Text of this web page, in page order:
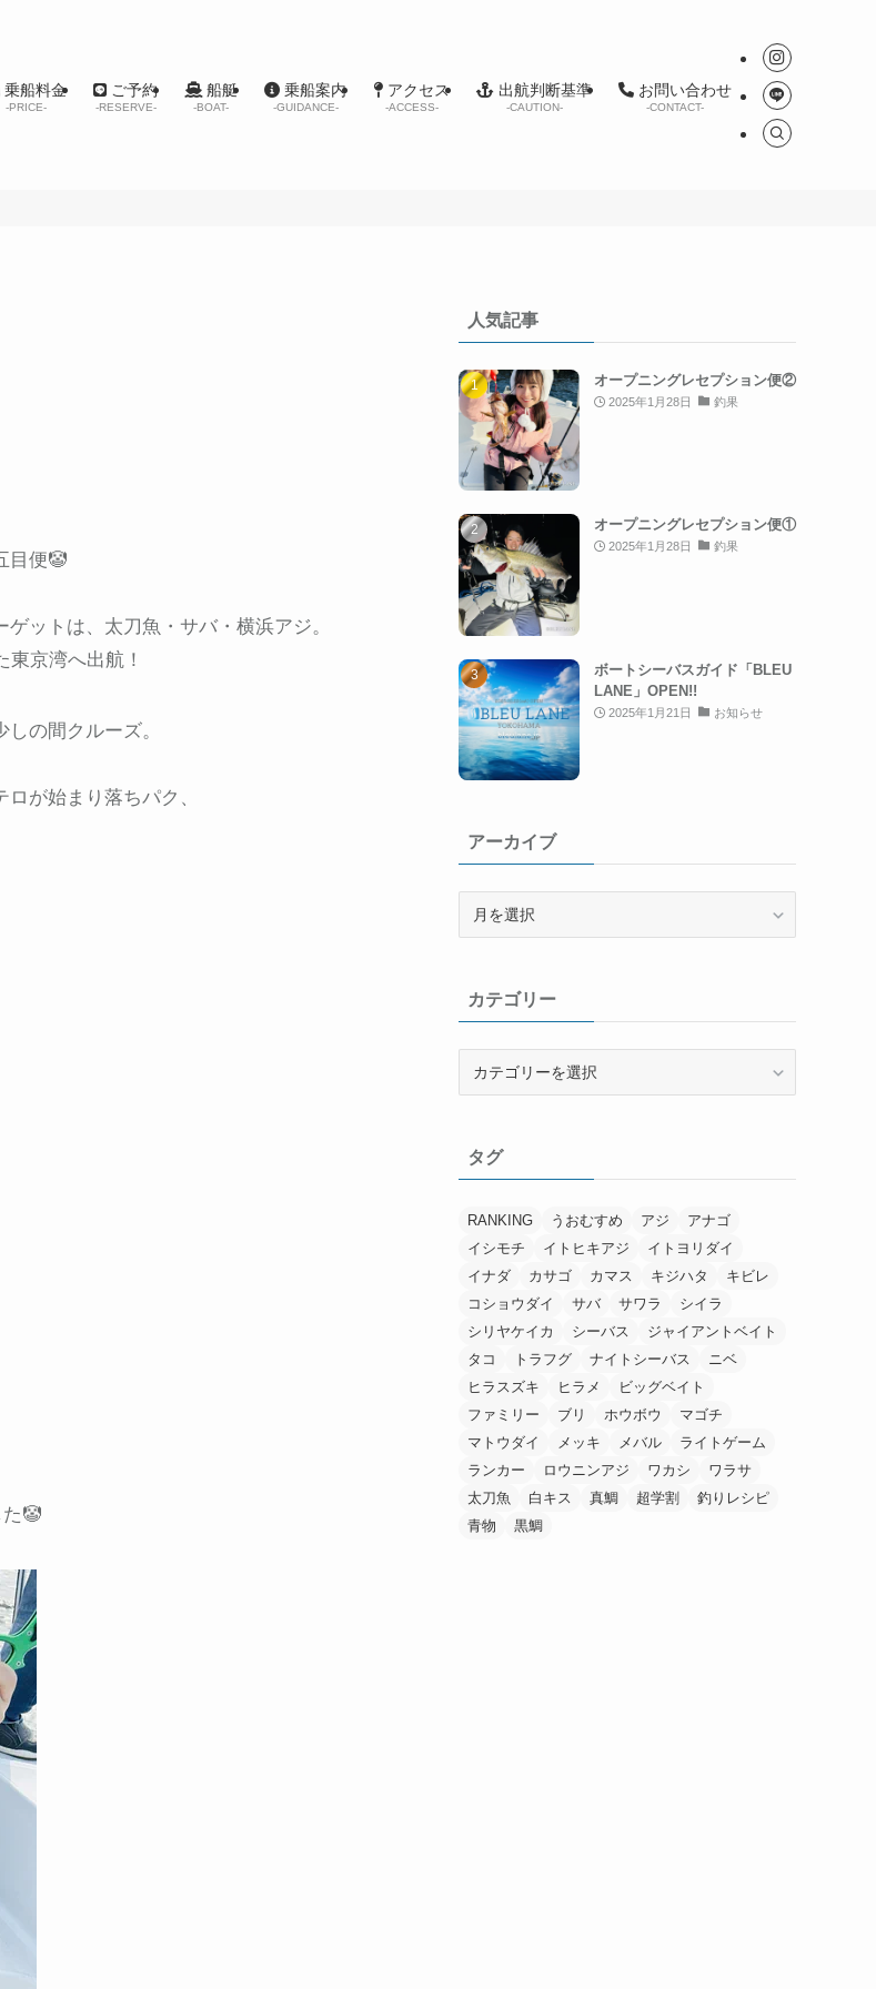
乗船料金
-PRICE-
ご予約
-RESERVE-
船艇
-BOAT-
乗船案内
-GUIDANCE-
アクセス
-ACCESS-
出航判断基準
-CAUTION-
お問い合わせ
-CONTACT-
目便🤡
ットは、太刀魚・サバ・横浜アジ。
京湾へ出航！
の間クルーズ。
が始まり落ちパク、
🤡
人気記事
オープニングレセプション便②
2025年1月28日 釣果
オープニングレセプション便①
2025年1月28日 釣果
ボートシーバスガイド「BLEU
LANE」OPEN!!
2025年1月21日 お知らせ
アーカイブ
ブカテゴリー
ータグ
RANKING うおむすめ アジ
アナゴ
イシモチ
イトヒキアジ
イトヨリダイ
イナダ
カサゴ カマス キジハタ
キビレ
コショウダイ
サバ サワラ
シイラ
シリヤケイカ
シーバス
ジャイアントベイト
タコ
トラフグ ナイトシーバス
ニベ
ヒラスズキ
ヒラメ
ビッグベイト
ファミリー
ブリ ホウボウ
マゴチ
マトウダイ
メッキ メバル
ライトゲーム
ランカー
ロウニンアジ ワカシ
ワラサ
太刀魚
白キス 真鯛 超学割
釣りレシピ
青物
黒鯛